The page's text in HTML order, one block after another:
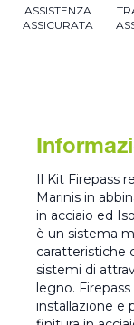
ASSISTENZA
ASSICURATA
Il Kit Firepass
Marinis in
in acciaio ed
è un sistema
caratteristiche
sistemi di
legno.
installazione e